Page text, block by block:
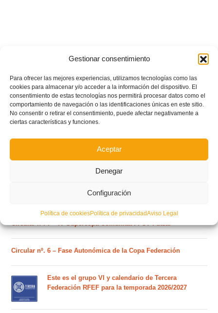
Gestionar consentimiento
Para ofrecer las mejores experiencias, utilizamos tecnologías como las
cookies para almacenar y/o acceder a la información del dispositivo. El
consentimiento de estas tecnologías nos permitirá procesar datos como el
comportamiento de navegación o las identificaciones únicas en este sitio.
No consentir o retirar el consentimiento, puede afectar negativamente a
ciertas características y funciones.
Aceptar
Denegar
Configuración
Política de cookiesPolítica de privacidadAviso Legal
Circular nº. 7 – IV Supercopa Comunitat FFCV Futsal
Circular nº. 6 – Fase Autonómica de la Copa Federación
Este es el grupo VI y calendario de Tercera
Federación RFEF para la temporada 2026/2027